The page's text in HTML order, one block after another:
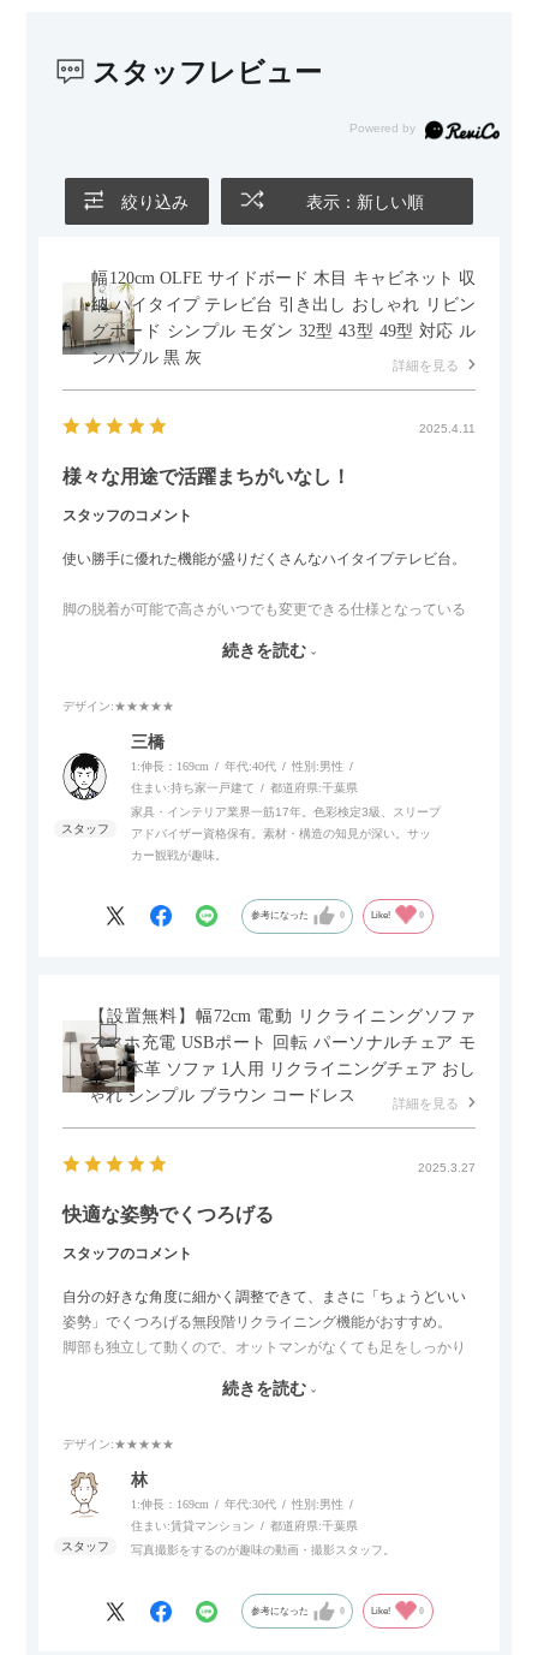
また、カウチのように足を伸ばしてくつろげるスタイルが理想
かせるため、普段はカウチとして使い、来客時には離してスツ
す。
スタッフレビュー
絞り込み 表示：新しい順
幅120cm OLFE サイドボード 木目 キャビネット 収
納 ハイタイプ テレビ台 引き出し おしゃれ リビン
グボード シンプル モダン 32型 43型 49型 対応 ル
ンバブル 黒 灰
詳細を見る
2025.4.11
様々な用途で活躍まちがいなし！
スタッフのコメント
使い勝手に優れた機能が盛りだくさんなハイタイプテレビ台。
脚の脱着が可能で高さがいつでも変更できる仕様となっている
また、補助テーブルとして使用可能なスライドテーブルや収納
内部にもプリンターなどが置けるスライド棚板がついているの
でテレビ台以外にもオフィスなどでの収納家具やリビングでの
サイドボードとして多目的な用途に対応しています。
また、扉は横方向へのスライド式となっているので開閉時のス
ペースを最小限に抑えられ、省スペースでご利用いただけるの
続きを読む
デザイン:★★★★★
三橋
1:伸長：169cm 年代:40代 性別:男性
住まい:持ち家一戸建て 都道府県:千葉県
家具・インテリア業界一筋17年。色彩検定3級、スリープ
アドバイザー資格保有。素材・構造の知見が深い。サッ
カー観戦が趣味。
参考になった 0 Like! 0
【設置無料】幅72cm 電動 リクライニングソファ
スマホ充電 USBポート 回転 パーソナルチェア モ
ダン 本革 ソファ 1人用 リクライニングチェア おし
ゃれ シンプル ブラウン コードレス
詳細を見る
2025.3.27
快適な姿勢でくつろげる
スタッフのコメント
自分の好きな角度に細かく調整できて、まさに「ちょうどいい
姿勢」でくつろげる無段階リクライニング機能がおすすめ。
脚部も独立して動くので、オットマンがなくても足をしっかり
スマホやタブレットを充電しながらリラックスできるのが嬉し
個人的にはコードレス＆充電式なので、コンセントの場所を気
にせず、好きな場所に置けるのが画期的に感じました。
続きを読む
デザイン:★★★★★
林
1:伸長：169cm 年代:30代 性別:男性
住まい:賃貸マンション 都道府県:千葉県
写真撮影をするのが趣味の動画・撮影スタッフ。
参考になった 0 Like! 0